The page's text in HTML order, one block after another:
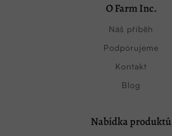
O Farm Inc.
Náš příběh
Podporujeme
Kontakt
Blog
Nabídka produktů